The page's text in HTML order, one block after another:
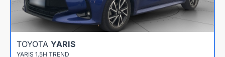
TOYOTA YARIS
YARIS 1.5H TREND